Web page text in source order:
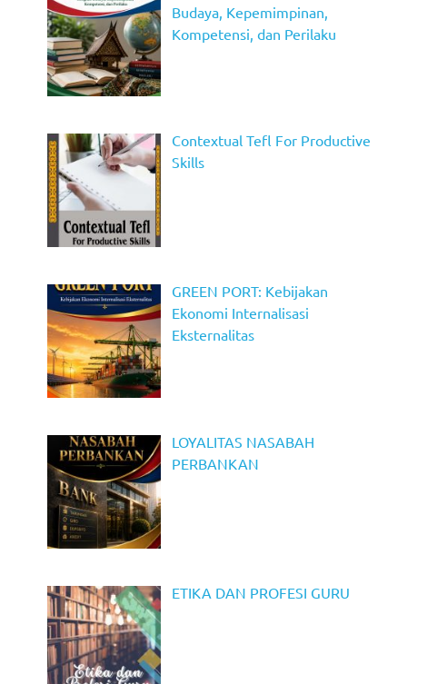
Budaya, Kepemimpinan,
Kompetensi, dan Perilaku
Contextual Tefl For Productive
Skills
GREEN PORT: Kebijakan
Ekonomi Internalisasi
Eksternalitas
LOYALITAS NASABAH
PERBANKAN
ETIKA DAN PROFESI GURU